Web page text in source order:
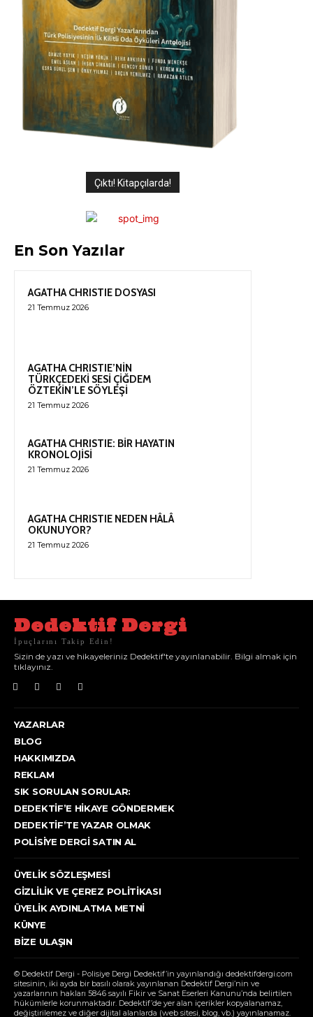
Çıktı! Kitapçılarda!
En Son Yazılar
AGATHA CHRISTIE DOSYASI
21 Temmuz 2026
AGATHA CHRISTIE’NİN
TÜRKÇEDEKİ SESİ ÇİĞDEM
ÖZTEKİN’LE SÖYLEŞİ
21 Temmuz 2026
AGATHA CHRISTIE: BİR HAYATIN
KRONOLOJİSİ
21 Temmuz 2026
AGATHA CHRISTIE NEDEN HÂLÂ
OKUNUYOR?
21 Temmuz 2026
Dedektif Dergi
İpuçlarını Takip Edin!
Sizin de yazı ve hikayeleriniz Dedektif'te yayınlanabilir. Bilgi almak için
tıklayınız.
YAZARLAR
BLOG
HAKKIMIZDA
REKLAM
SIK SORULAN SORULAR:
DEDEKTIF’E HIKAYE GÖNDERMEK
DEDEKTIF’TE YAZAR OLMAK
POLISIYE DERGI SATIN AL
ÜYELIK SÖZLEŞMESI
GIZLILIK VE ÇEREZ POLITIKASI
ÜYELIK AYDINLATMA METNI
KÜNYE
BIZE ULAŞIN
© Dedektif Dergi - Polisiye Dergi Dedektif’in yayınlandığı dedektifdergi.com
sitesinin, iki ayda bir basılı olarak yayınlanan Dedektif Dergi’nin ve
yazarlarının hakları 5846 sayılı Fikir ve Sanat Eserleri Kanunu’nda belirtilen
hükümlerle korunmaktadır. Dedektif’de yer alan içerikler kopyalanamaz,
değiştirilemez ve diğer dijital alanlarda (web sitesi, blog, vb.) yayınlanamaz.